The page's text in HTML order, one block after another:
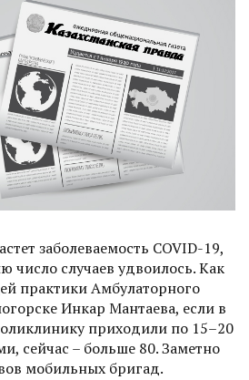
заболеваемость COVID-19,
число случаев удвоилось. Как
практики Амбулаторного
Инкар Мантаева, если в
приходили по 15–20
сейчас – больше 80. Заметно
мобильных бригад.